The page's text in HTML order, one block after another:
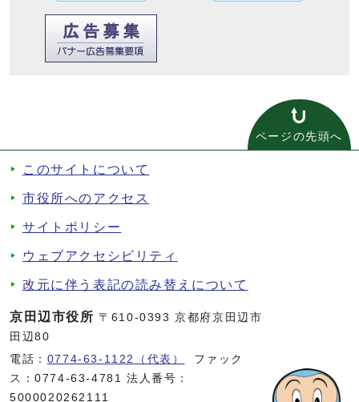
ページの先頭へ
このサイトについて
市役所へのアクセス
サイトポリシー
ウェブアクセシビリティ
改元に伴う表記の読み替えについて
京田辺市役所 〒610-0393 京都府京田辺市
田辺80
電話： 0774-63-1122（代表）
ファック
ス：0774-63-4781 法人番号：
5000020262111